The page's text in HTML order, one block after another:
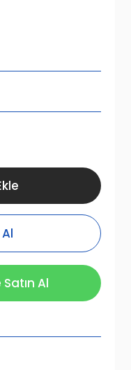
Al